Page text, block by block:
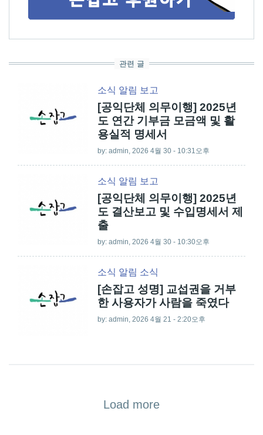
관련 글
소식 알림 보고
[공익단체 의무이행] 2025년
도 연간 기부금 모금액 및 활
용실적 명세서
by: admin , 2026 4월 30 - 10:31오후
소식 알림 보고
[공익단체 의무이행] 2025년
도 결산보고 및 수입명세서 제
출
by: admin , 2026 4월 30 - 10:30오후
소식 알림 소식
[손잡고 성명] 교섭권을 거부
한 사용자가 사람을 죽였다
by: admin , 2026 4월 21 - 2:20오후
Load more